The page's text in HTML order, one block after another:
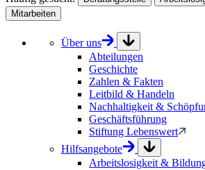
Mitarbeiten
Über uns
Abteilungen
Geschichte
Zahlen & Fakten
Leitbild & Handeln
Nachhaltigkeit &
Geschäftsführung
Stiftung Lebenswert
Hilfsangebote
Arbeitslosigkeit &